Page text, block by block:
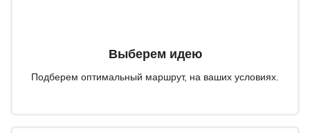
Выберем идею
Подберем оптимальный маршрут, на ваших условиях.